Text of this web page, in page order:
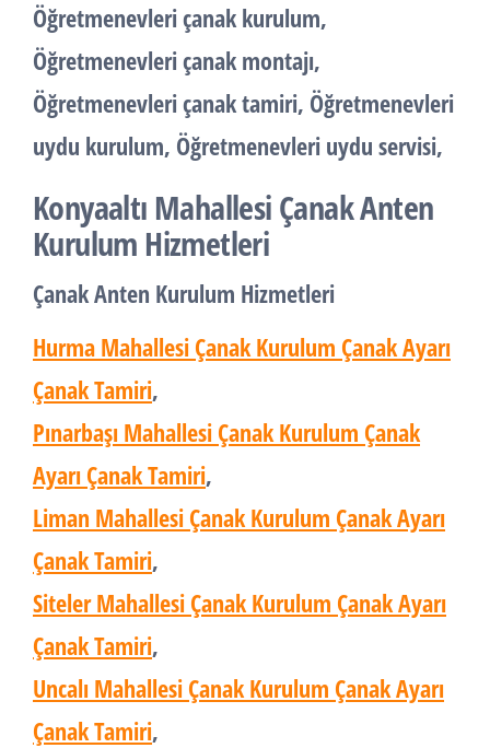
Öğretmenevleri çanak kurulum,
Öğretmenevleri çanak montajı,
Öğretmenevleri çanak tamiri, Öğretmenevleri
uydu kurulum, Öğretmenevleri uydu servisi,
Konyaaltı Mahallesi Çanak Anten
Kurulum Hizmetleri
Çanak Anten Kurulum Hizmetleri
Hurma Mahallesi Çanak Kurulum Çanak Ayarı
Çanak Tamiri,
Pınarbaşı Mahallesi Çanak Kurulum Çanak
Ayarı Çanak Tamiri,
Liman Mahallesi Çanak Kurulum Çanak Ayarı
Çanak Tamiri,
Siteler Mahallesi Çanak Kurulum Çanak Ayarı
Çanak Tamiri,
Uncalı Mahallesi Çanak Kurulum Çanak Ayarı
Çanak Tamiri,